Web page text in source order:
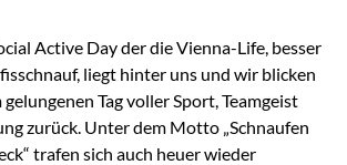
Investmentansatz: Value Investing
steht ein…
Active Day der die Vienna-Life, besser
liegt hinter uns und wir blicken
Tag voller Sport, Teamgeist
zurück. Unter dem Motto „Schnaufen
trafen sich auch heuer wieder